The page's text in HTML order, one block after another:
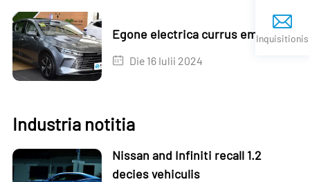
Egone electrica currus emere?
Die 16 Iulii 2024
Industria notitia
Nissan and Infiniti recall 1.2
decies vehiculis
Inquisitionis